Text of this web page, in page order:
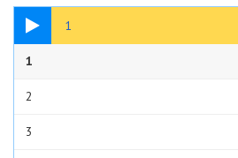
1
39:40
1
2
3